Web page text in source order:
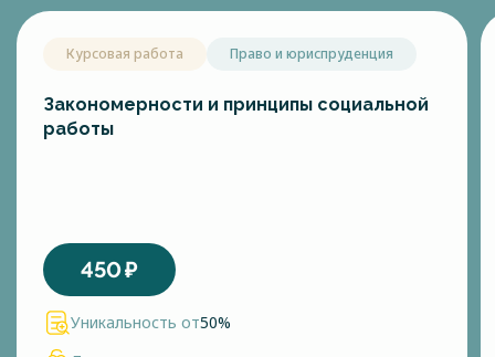
Курсовая работа Право и юриспруденция
Закономерности и принципы социальной
работы
450₽
Уникальность от50%